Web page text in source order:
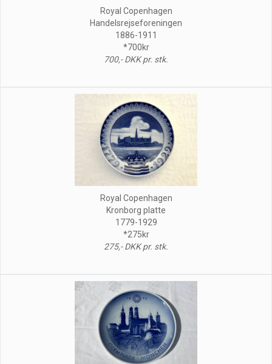
Royal Copenhagen
Handelsrejseforeningen
1886-1911
*700kr
700,- DKK pr. stk.
Royal Copenhagen
Kronborg platte
1779-1929
*275kr
275,- DKK pr. stk.